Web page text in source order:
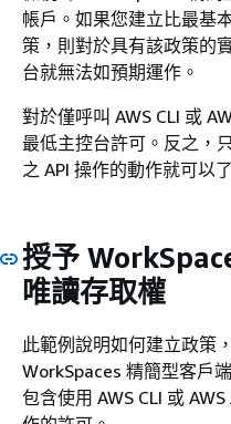
帳戶。如果您建立比最基
策，則對於具有該政策的
台就無法如預期運作。
對於僅呼叫 AWS CLI 或
最低主控台許可。反之，
之 API 操作的動作就可以
授予
唯讀存取權
此範例說明如何建立政策
WorkSpaces 精簡型客戶
包含使用 AWS CLI 或